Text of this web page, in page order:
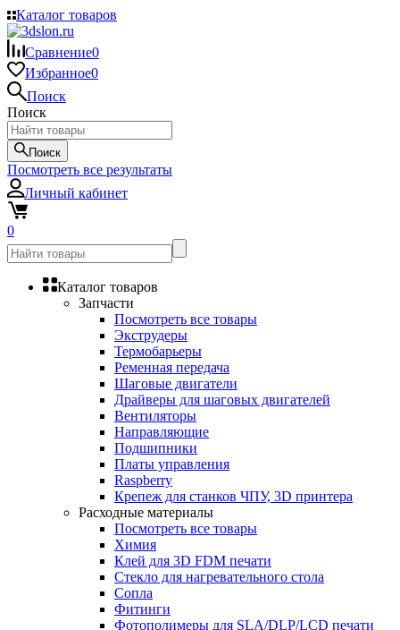
Каталог товаров
Сравнение0
Избранное0
Поиск
Поиск
Поиск
Посмотреть все результаты
Личный кабинет
0
Каталог товаров
Запчасти
Посмотреть все товары
Экструдеры
Термобарьеры
Ременная передача
Шаговые двигатели
Драйверы для шаговых двигателей
Вентиляторы
Направляющие
Подшипники
Платы управления
Raspberry
Крепеж для станков ЧПУ, 3D принтера
Расходные материалы
Посмотреть все товары
Химия
Клей для 3D FDM печати
Стекло для нагревательного стола
Сопла
Фитинги
Фотополимеры для SLA/DLP/LCD печати